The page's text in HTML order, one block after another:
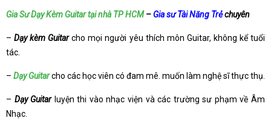
Gia Sư Dạy Kèm Guitar tại nhà TP HCM– Gia sư Tài Năng Trẻchuyên
–Dạy kèm Guitarcho mọi người yêu thích môn Guitar, không kể tuổi
tác.
– Dạy Guitarcho các học viên có đam mê. muốn làm nghệ sĩ thực thụ.
– Dạy Guitarluyện thi vào nhạc viện và các trường sư phạm về Âm
Nhạc.